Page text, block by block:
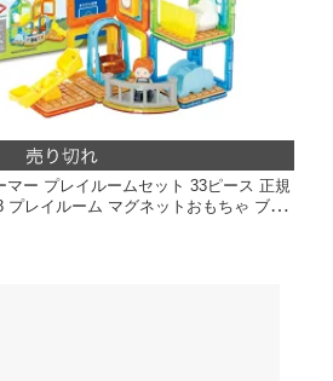
マー プレイルームセット 33ピース 正規
プレイルーム マグネットおもちゃ ブロ
お誕生祝ギフト クリスマス ボーネル